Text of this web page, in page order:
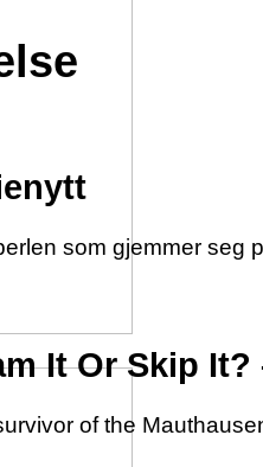
som gjemmer
It Or Skip It?
of the